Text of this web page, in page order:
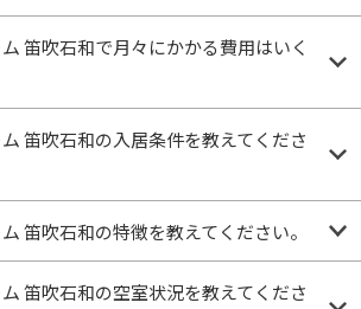
笛吹石和で月々にかかる費用はいく
笛吹石和の入居条件を教えてくださ
笛吹石和の特徴を教えてください。
笛吹石和の空室状況を教えてくださ